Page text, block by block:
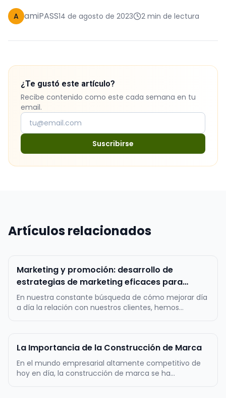
A amiPASS14 de agosto de 2023 2 min de lectura
¿Te gustó este artículo?
Recibe contenido como este cada semana en tu
email.
Suscribirse
Artículos relacionados
Marketing y promoción: desarrollo de
estrategias de marketing eficaces para
atraer y fidelizar a los clientes.
En nuestra constante búsqueda de cómo mejorar día
a día la relación con nuestros clientes, hemos
datos/información, que te permitan pot…
La Importancia de la Construcción de Marca
En el mundo empresarial altamente competitivo de
hoy en día, la construcción de marca se ha